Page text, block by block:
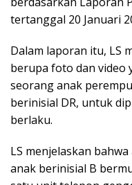
tertanggal 20 Januari
Dalam laporan itu, LS
berupa foto dan video
seorang anak
berinisial DR, untuk
berlaku.
LS menjelaskan
anak berinisial B